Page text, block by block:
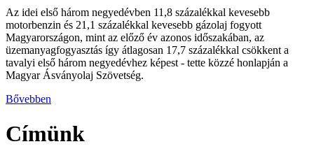
Az idei első három negyedévben 11,8 százalékkal kevesebb
motorbenzin és 21,1 százalékkal kevesebb gázolaj fogyott
Magyarországon, mint az előző év azonos időszakában, az
üzemanyagfogyasztás így átlagosan 17,7 százalékkal csökkent a
tavalyi első három negyedévhez képest - tette közzé honlapján a
Magyar Ásványolaj Szövetség.
Bővebben
Címünk